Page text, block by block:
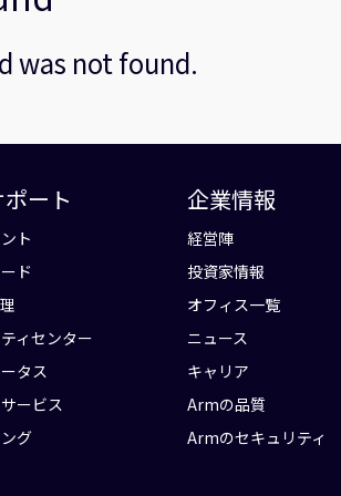
was not found.
ート
ト
ド
ィセンター
タス
ービス
グ
企業情報
経営陣
投資家情報
オフィス一覧
ニュース
キャリア
Armの品質
Armのセキュリティ